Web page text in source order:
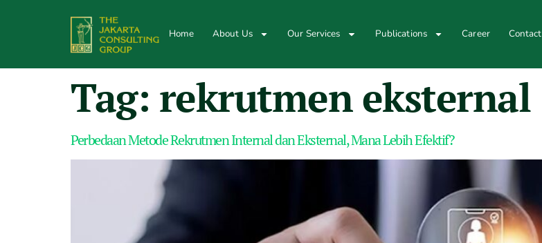
Home About Us Our Services Publications Career Contact
Tag: rekrutmen eksternal
Perbedaan Metode Rekrutmen Internal dan Eksternal, Mana Lebih Efektif?